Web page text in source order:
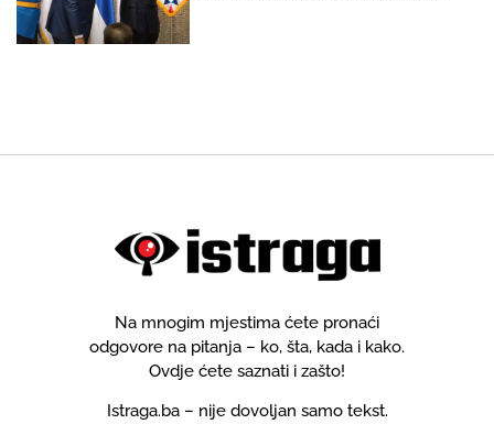
Na mnogim mjestima ćete pronaći
odgovore na pitanja – ko, šta, kada i kako.
Ovdje ćete saznati i zašto!
Istraga.ba – nije dovoljan samo tekst.